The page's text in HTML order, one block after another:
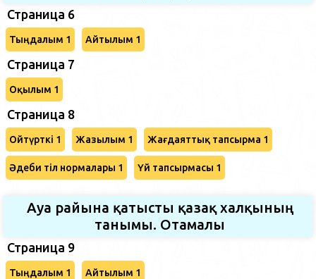
Страница 6
Тыңдалым 1 Айтылым 1
Страница 7
Оқылым 1
Страница 8
Ойтүрткі 1 Жазылым 1 Жағдаяттық тапсырма 1
Әдеби тіл нормалары 1 Үй тапсырмасы 1
Ауа райына қатысты қазақ халқының
танымы. Отамалы
Страница 9
Тыңдалым 1 Айтылым 1